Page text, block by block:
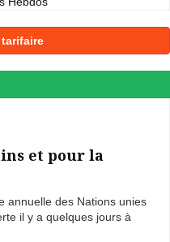
et pour la
annuelle des Nations unies
il y a quelques jours à